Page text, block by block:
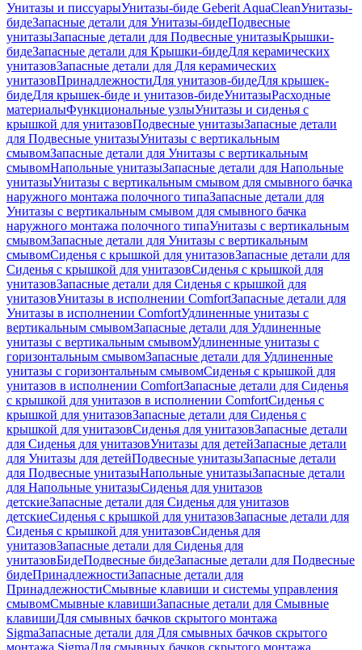
Унитазы и писсуарыУнитазы-биде Geberit AquaCleanУнитазы-
бидеЗапасные детали для Унитазы-бидеПодвесные
унитазыЗапасные детали для Подвесные унитазыКрышки-
бидеЗапасные детали для Крышки-бидеДля керамических
унитазовЗапасные детали для Для керамических
унитазовПринадлежностиДля унитазов-бидеДля крышек-
бидеДля крышек-биде и унитазов-бидеУнитазыРасходные
материалыФункциональные узлыУнитазы и сиденья с
крышкой для унитазовПодвесные унитазыЗапасные детали
для Подвесные унитазыУнитазы с вертикальным
смывомЗапасные детали для Унитазы с вертикальным
смывомНапольные унитазыЗапасные детали для Напольные
унитазыУнитазы с вертикальным смывом для смывного бачка
наружного монтажа полочного типаЗапасные детали для
Унитазы с вертикальным смывом для смывного бачка
наружного монтажа полочного типаУнитазы с вертикальным
смывомЗапасные детали для Унитазы с вертикальным
смывомСиденья с крышкой для унитазовЗапасные детали для
Сиденья с крышкой для унитазовСиденья с крышкой для
унитазовЗапасные детали для Сиденья с крышкой для
унитазовУнитазы в исполнении ComfortЗапасные детали для
Унитазы в исполнении ComfortУдлиненные унитазы с
вертикальным смывомЗапасные детали для Удлиненные
унитазы с вертикальным смывомУдлиненные унитазы с
горизонтальным смывомЗапасные детали для Удлиненные
унитазы с горизонтальным смывомСиденья с крышкой для
унитазов в исполнении ComfortЗапасные детали для Сиденья
с крышкой для унитазов в исполнении ComfortСиденья с
крышкой для унитазовЗапасные детали для Сиденья с
крышкой для унитазовСиденья для унитазовЗапасные детали
для Сиденья для унитазовУнитазы для детейЗапасные детали
для Унитазы для детейПодвесные унитазыЗапасные детали
для Подвесные унитазыНапольные унитазыЗапасные детали
для Напольные унитазыСиденья для унитазов
детскиеЗапасные детали для Сиденья для унитазов
детскиеСиденья с крышкой для унитазовЗапасные детали для
Сиденья с крышкой для унитазовСиденья для
унитазовЗапасные детали для Сиденья для
унитазовБидеПодвесные бидеЗапасные детали для Подвесные
бидеПринадлежностиЗапасные детали для
ПринадлежностиСмывные клавиши и системы управления
смывомСмывные клавишиЗапасные детали для Смывные
клавишиДля смывных бачков скрытого монтажа
SigmaЗапасные детали для Для смывных бачков скрытого
монтажа SigmaДля смывных бачков скрытого монтажа